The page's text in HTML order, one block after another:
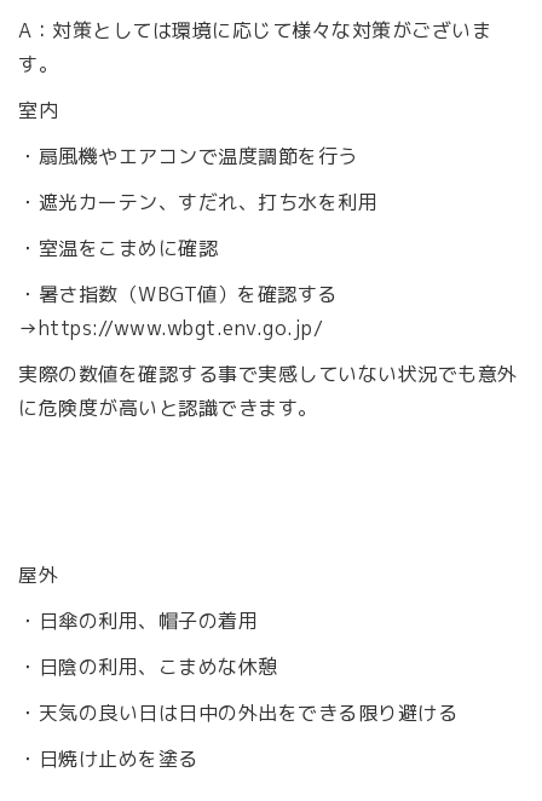
A：対策としては環境に応じて様々な対策がございま
す。
室内
・扇風機やエアコンで温度調節を行う
・遮光カーテン、すだれ、打ち水を利用
・室温をこまめに確認
・暑さ指数（WBGT値）を確認する
→https://www.wbgt.env.go.jp/
実際の数値を確認する事で実感していない状況でも意外
に危険度が高いと認識できます。
屋外
・日傘の利用、帽子の着用
・日陰の利用、こまめな休憩
・天気の良い日は日中の外出をできる限り避ける
・日焼け止めを塗る